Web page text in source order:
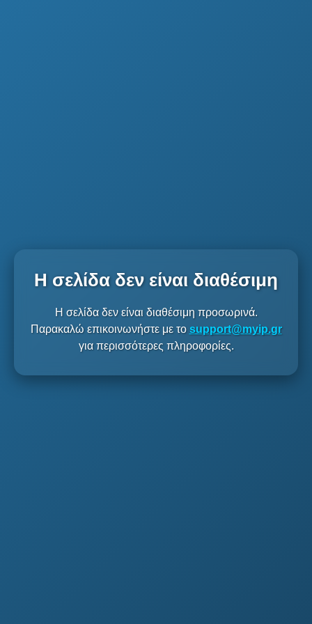
Η σελίδα δεν είναι διαθέσιμη
Η σελίδα δεν είναι διαθέσιμη προσωρινά.
Παρακαλώ επικοινωνήστε με το support@myip.gr
για περισσότερες πληροφορίες.